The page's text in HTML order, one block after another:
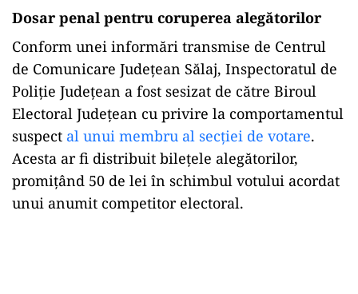
Dosar penal pentru coruperea alegătorilor
Conform unei informări transmise de Centrul
de Comunicare Județean Sălaj, Inspectoratul de
Poliție Județean a fost sesizat de către Biroul
Electoral Județean cu privire la comportamentul
suspect al unui membru al secției de votare.
Acesta ar fi distribuit bilețele alegătorilor,
promițând 50 de lei în schimbul votului acordat
unui anumit competitor electoral.